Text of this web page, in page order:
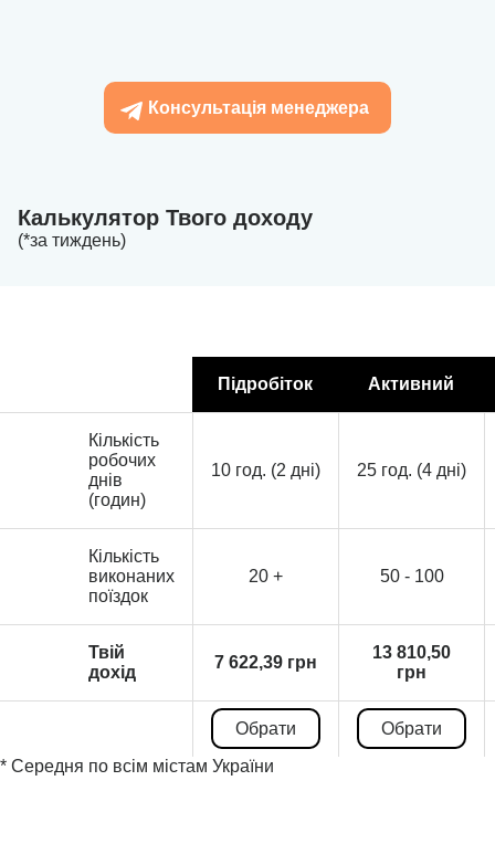
Консультація менеджера
Калькулятор Твого доходу
(*за тиждень)
Підробіток Активний
Кількість
робочих
днів
(годин)
10 год. (2 дні) 25 год. (4 дні)
Кількість
виконаних
поїздок
20 + 50 - 100
Твій
дохід
7 622,39 грн
13 810,50
грн
Обрати
Обрати
* Середня по всім містам України